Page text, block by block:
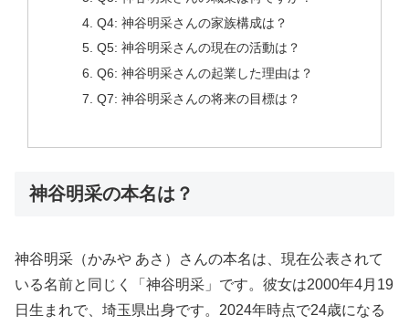
Q4: 神谷明采さんの家族構成は？
Q5: 神谷明采さんの現在の活動は？
Q6: 神谷明采さんの起業した理由は？
Q7: 神谷明采さんの将来の目標は？
神谷明采の本名は？
神谷明采（かみや あさ）さんの本名は、現在公表されて
いる名前と同じく「神谷明采」です。彼女は2000年4月19
日生まれで、埼玉県出身です。2024年時点で24歳になる